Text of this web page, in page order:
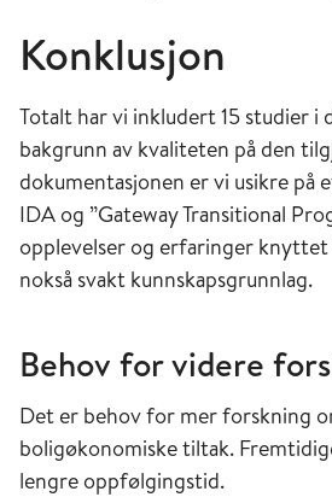
Konklusjon
Totalt har vi inkludert 15 studier i
bakgrunn av kvaliteten på den
dokumentasjonen er vi usikre på
IDA og ”Gateway Transitional
opplevelser og erfaringer
nokså svakt kunnskapsgrunnlag.
Behov for videre
Det er behov for mer forskning
boligøkonomiske tiltak.
lengre oppfølgingstid.